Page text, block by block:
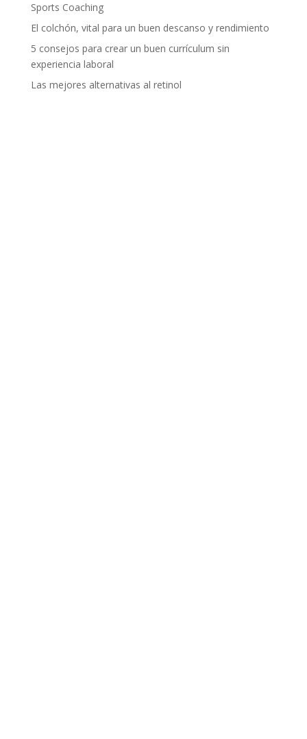
Sports Coaching
El colchón, vital para un buen descanso y rendimiento
5 consejos para crear un buen currículum sin
experiencia laboral
Las mejores alternativas al retinol